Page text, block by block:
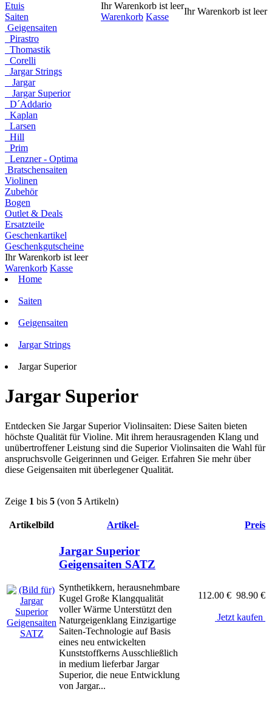
Ihr Warenkorb ist leer
Warenkorb Kasse
Ihr Warenkorb ist leer
Etuis
Saiten
Geigensaiten
Pirastro
Thomastik
Corelli
Jargar Strings
Jargar
Jargar Superior
D´Addario
Kaplan
Larsen
Hill
Prim
Lenzner - Optima
Bratschensaiten
Violinen
Zubehör
Bogen
Outlet & Deals
Ersatzteile
Geschenkartikel
Geschenkgutscheine
Ihr Warenkorb ist leer
Warenkorb Kasse
Home
Saiten
Geigensaiten
Jargar Strings
Jargar Superior
Jargar Superior
Entdecken Sie Jargar Superior Violinsaiten: Diese Saiten bieten
höchste Qualität für Violine. Mit ihrem herausragenden Klang und
unübertroffener Leistung sind die Superior Violinsaiten die Wahl für
anspruchsvolle Geigerinnen und Geiger. Erfahren Sie mehr über
diese Geigensaiten mit überlegener Qualität.
Zeige 1 bis 5 (von 5 Artikeln)
Artikelbild Artikel- Preis
Jargar Superior
Geigensaiten SATZ
Synthetikkern, herausnehmbare
Kugel Große Klangqualität
voller Wärme Unterstützt den
Naturgeigenklang Einzigartige
Saiten-Technologie auf Basis
eines neu entwickelten
Kunststoffkerns Ausschließlich
in medium lieferbar Jargar
Superior, die neue Entwicklung
von Jargar...
112.00 € 98.90 €
Jetzt kaufen